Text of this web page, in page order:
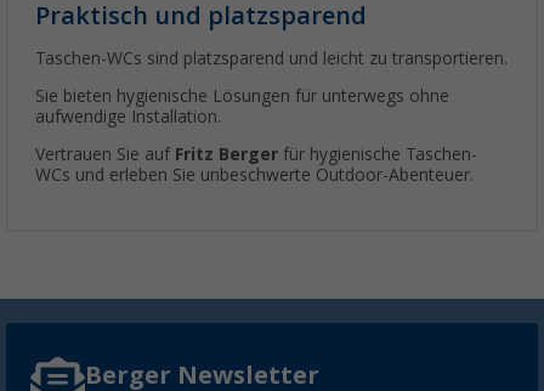
Praktisch und platzsparend
Taschen-WCs sind platzsparend und leicht zu transportieren.
Sie bieten hygienische Lösungen für unterwegs ohne
aufwendige Installation.
Vertrauen Sie auf Fritz Berger für hygienische Taschen-
WCs und erleben Sie unbeschwerte Outdoor-Abenteuer.
Berger Newsletter